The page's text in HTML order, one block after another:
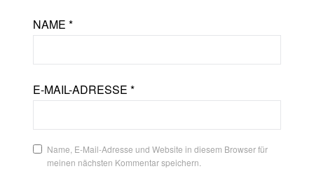
NAME*
E-MAIL-ADRESSE*
Name, E-Mail-Adresse und Website in diesem Browser für
meinen nächsten Kommentar speichern.